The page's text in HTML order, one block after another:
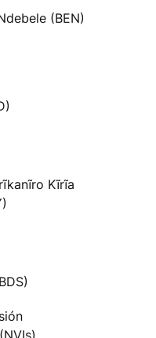
(BEN)
Kĩrĩa